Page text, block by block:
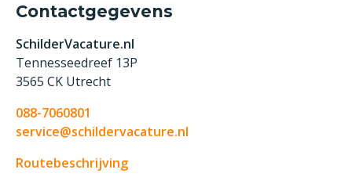
Contactgegevens
SchilderVacature.nl
Tennesseedreef 13P
3565 CK Utrecht
088-7060801
service@schildervacature.nl
Routebeschrijving